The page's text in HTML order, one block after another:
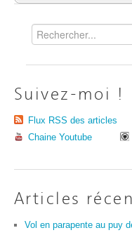
Suivez-moi !
Flux RSS des articles
Chaine Youtube
Articles
Vol en parapente au puy